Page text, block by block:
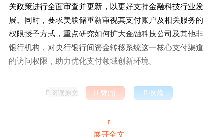
关政策进行全面审查并更新，以更好支持金融科技行业发
展。同时，要求美联储重新审视其支付账户及相关服务的
权限授予方式，重点研究如何扩大金融科技公司及其他非
银行机构，对央行银行间资金转移系统这一核心支付渠道
的访问权限，助力优化支付领域创新环境。
 阅读原文  赞()  收藏

展开全文